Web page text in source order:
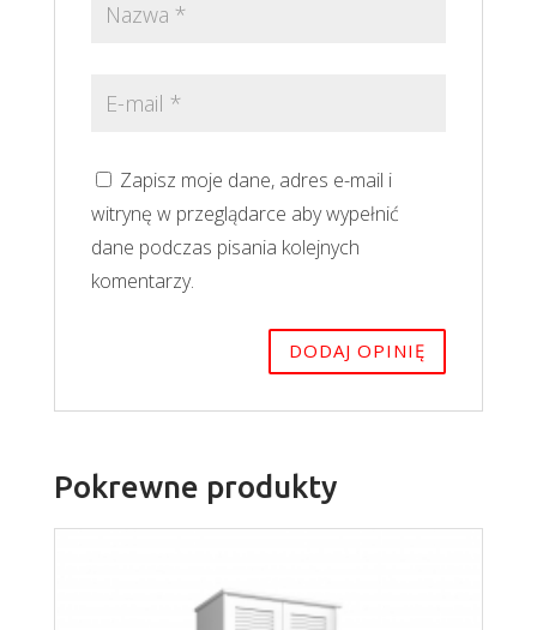
Zapisz moje dane, adres e-mail i
witrynę w przeglądarce aby wypełnić
dane podczas pisania kolejnych
komentarzy.
Pokrewne produkty